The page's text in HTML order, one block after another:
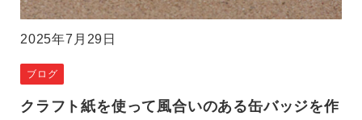
2025年7月29日
ブログ
クラフト紙を使って風合いのある缶バッジを作